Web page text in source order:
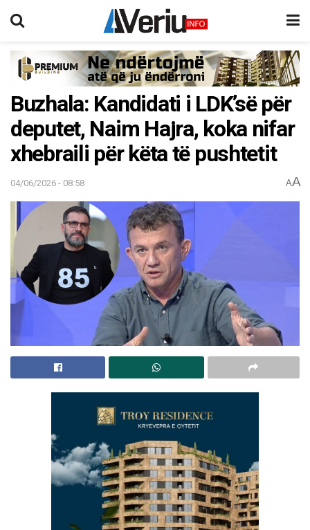
Buzhala: Kandidati i LDK’së për
deputet, Naim Hajra, koka nifar
xhebraili për këta të pushtetit
04/06/2026 - 08:58 AA